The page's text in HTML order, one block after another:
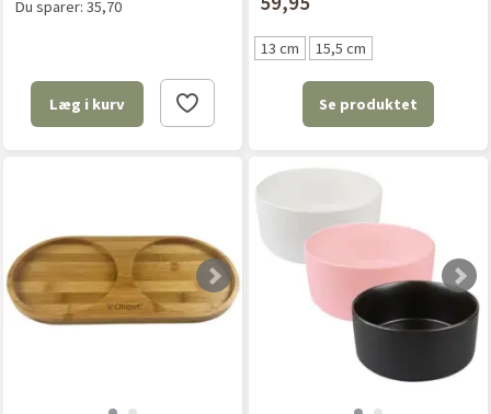
Du sparer: 35,70
Læg i kurv
13 cm 15,5 cm
Se produktet